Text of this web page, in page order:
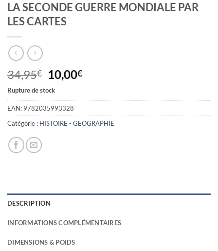
LA SECONDE GUERRE MONDIALE PAR
LES CARTES
34,95€
Le
prix
initial
était :
34,95€.
10,00€Le
actuel
10,00€.
Rupture de stock
EAN: 9782035993328
Catégorie : HISTOIRE - GEOGRAPHIE
DESCRIPTION
INFORMATIONS COMPLÉMENTAIRES
DIMENSIONS & POIDS